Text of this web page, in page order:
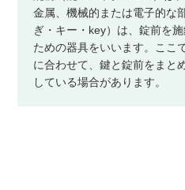
金属、機械的または電子的な
ぎ・キー・key）は、錠前を
ための器具をいいます。ここ
に合わせて、鍵と錠前をまと
している場合があります。